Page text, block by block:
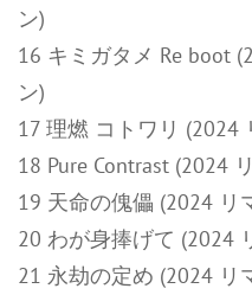
ン)
16 キミガタメ Re boot
ン)
17 理燃 コトワリ (2024
18 Pure Contrast (2024
19 天命の傀儡 (2024 リ
20 わが身捧げて (2024
21 永劫の定め (2024 リ